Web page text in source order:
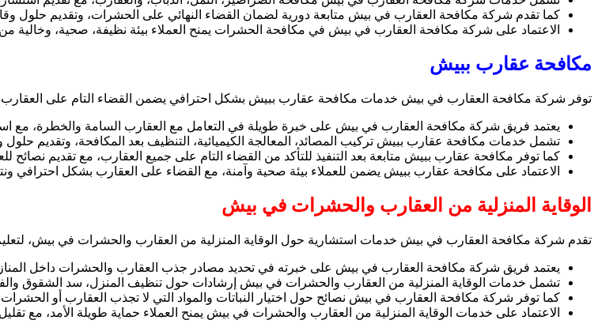
كما تقدم شركة مكافحة العقارب في بيش متابعة دورية لضمان القضاء النهائي على الحشرات، وتقديم حلول
الاعتماد على شركة مكافحة العقارب في بيش في مكافحة الحشرات يمنح العملاء بيئة نظيفة، صحية،
مكافحة عقارب ببيش
توفر شركة مكافحة العقارب في بيش خدمات مكافحة عقارب ببيش بشكل احترافي يضمن القضاء التام على العقارب
يعتمد فريق شركة مكافحة العقارب في بيش على خبرة طويلة في التعامل مع العقارب السامة والخطرة، مع
تشمل خدمات مكافحة عقارب ببيش تركيب المصائد، المعالجة الكيميائية، التنظيف بعد المكافحة، وتقديم حلول
كما توفر مكافحة عقارب ببيش متابعة بعد التنفيذ للتأكد من القضاء التام على جميع العقارب، مع تقديم نصائح
الاعتماد على مكافحة عقارب ببيش يضمن للعملاء بيئة صحية وآمنة، مع القضاء على العقارب بشكل احترافي
الوقاية المنزلية من العقارب والحشرات في بيش
تقدم شركة مكافحة العقارب في بيش خدمات استشارية حول الوقاية المنزلية من العقارب والحشرات في بيش،
يعتمد فريق شركة مكافحة العقارب في بيش على خبرته في تحديد مصادر جذب العقارب والحشرات داخل
تشمل خدمات الوقاية المنزلية من العقارب والحشرات في بيش إرشادات حول تنظيف المنزل، سد الشقوق
كما توفر شركة مكافحة العقارب في بيش نصائح حول اختيار النباتات والمواد التي لا تجذب العقارب أو
الاعتماد على خدمات الوقاية المنزلية من العقارب والحشرات في بيش يمنح العملاء حماية طويلة الأمد، مع